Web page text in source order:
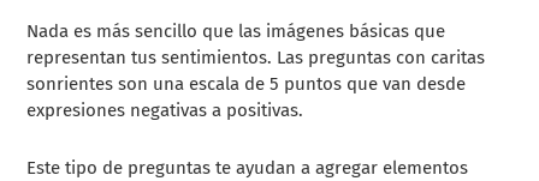
Nada es más sencillo que las imágenes básicas que
representan tus sentimientos. Las preguntas con caritas
sonrientes son una escala de 5 puntos que van desde
expresiones negativas a positivas.
Este tipo de preguntas te ayudan a agregar elementos